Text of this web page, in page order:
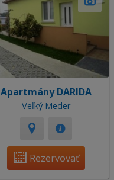
Apartmány DARIDA
Veľký Meder
Rezervovať